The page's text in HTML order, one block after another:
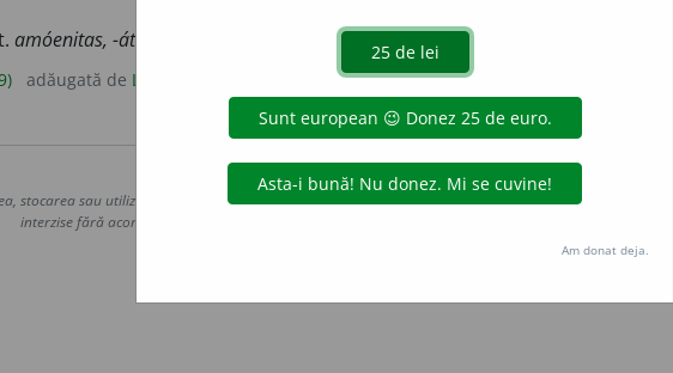
amóenitas, -átis ). Frumuseța unuĭ loc (unuĭ peizaj).Fig.
adăugată de LauraGellner
Copyright © 2004-2026 dexonline (https://dexonline.ro)
stocarea sau utilizarea datelor de pe acest site, inclusiv prin orice metode de extragere automată
interzise fără acordul nostru prealabil scris, cu excepția seturilor de date oferite oficial spre utilizare
Hosterion
Am donat deja.